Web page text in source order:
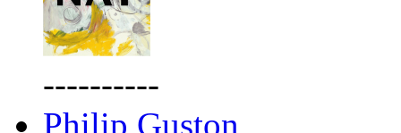
----------
Philip Guston